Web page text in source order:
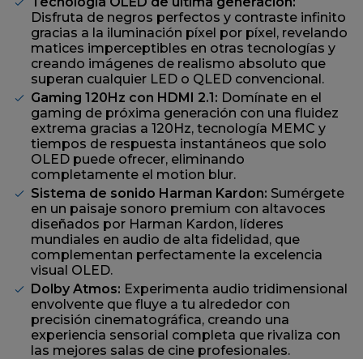
Disfruta de negros perfectos y contraste infinito
gracias a la iluminación píxel por píxel, revelando
matices imperceptibles en otras tecnologías y
creando imágenes de realismo absoluto que
superan cualquier LED o QLED convencional.
Gaming 120Hz con HDMI 2.1: Domínate en el
gaming de próxima generación con una fluidez
extrema gracias a 120Hz, tecnología MEMC y
tiempos de respuesta instantáneos que solo
OLED puede ofrecer, eliminando
completamente el motion blur.
Sistema de sonido Harman Kardon: Sumérgete
en un paisaje sonoro premium con altavoces
diseñados por Harman Kardon, líderes
mundiales en audio de alta fidelidad, que
complementan perfectamente la excelencia
visual OLED.
Dolby Atmos: Experimenta audio tridimensional
envolvente que fluye a tu alrededor con
precisión cinematográfica, creando una
experiencia sensorial completa que rivaliza con
las mejores salas de cine profesionales.